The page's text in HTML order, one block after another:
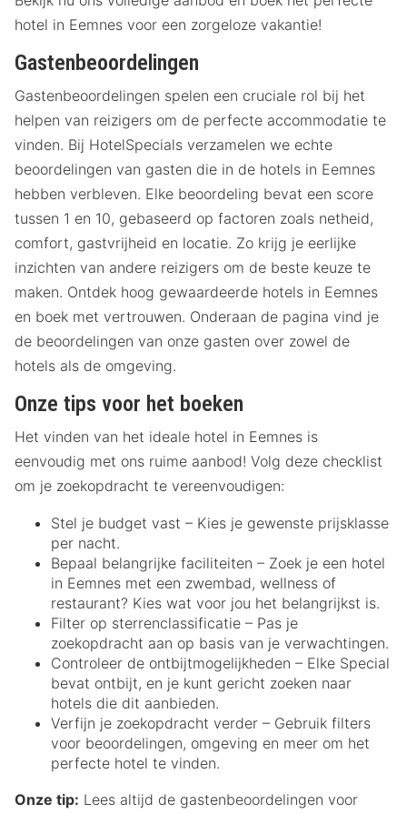
hotel in Eemnes voor een zorgeloze vakantie!
Gastenbeoordelingen
Gastenbeoordelingen spelen een cruciale rol bij het
helpen van reizigers om de perfecte accommodatie te
vinden. Bij HotelSpecials verzamelen we echte
beoordelingen van gasten die in de hotels in Eemnes
hebben verbleven. Elke beoordeling bevat een score
tussen 1 en 10, gebaseerd op factoren zoals netheid,
comfort, gastvrijheid en locatie. Zo krijg je eerlijke
inzichten van andere reizigers om de beste keuze te
maken. Ontdek hoog gewaardeerde hotels in Eemnes
en boek met vertrouwen. Onderaan de pagina vind je
de beoordelingen van onze gasten over zowel de
hotels als de omgeving.
Onze tips voor het boeken
Het vinden van het ideale hotel in Eemnes is
eenvoudig met ons ruime aanbod! Volg deze checklist
om je zoekopdracht te vereenvoudigen:
Stel je budget vast – Kies je gewenste prijsklasse
per nacht.
Bepaal belangrijke faciliteiten – Zoek je een hotel
in Eemnes met een zwembad, wellness of
restaurant? Kies wat voor jou het belangrijkst is.
Filter op sterrenclassificatie – Pas je
zoekopdracht aan op basis van je verwachtingen.
Controleer de ontbijtmogelijkheden – Elke Special
bevat ontbijt, en je kunt gericht zoeken naar
hotels die dit aanbieden.
Verfijn je zoekopdracht verder – Gebruik filters
voor beoordelingen, omgeving en meer om het
perfecte hotel te vinden.
Onze tip: Lees altijd de gastenbeoordelingen voor